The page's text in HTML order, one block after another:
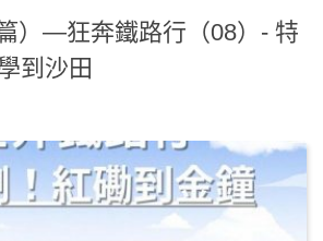
）—狂奔鐵路行（08）- 特
到沙田